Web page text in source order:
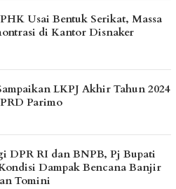
Usai Bentuk Serikat, Massa
di Kantor Disnaker
LKPJ Akhir Tahun 2024
Parimo
DPR RI dan BNPB, Pj Bupati
Dampak Bencana Banjir
Tomini